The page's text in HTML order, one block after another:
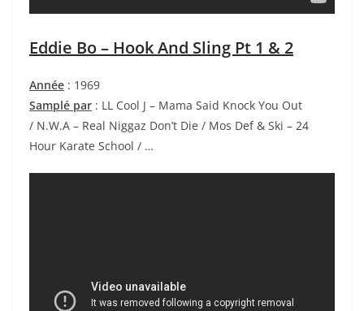
Eddie Bo – Hook And Sling Pt 1 & 2
Année : 1969
Samplé par : LL Cool J – Mama Said Knock You Out
/ N.W.A – Real Niggaz Don’t Die / Mos Def & Ski – 24
Hour Karate School / …